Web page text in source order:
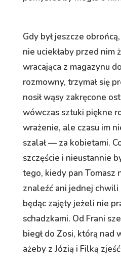
Gdy był jeszcze
nie uciekłaby przed nim
wracająca z magazynu
rozmowny, trzymał się
nosił wąsy zakręcone
wówczas sztuki piękne
wrażenie, ale czasu im
szalał — za kobietami.
szczęście i nieustannie
tego, kiedy pan Tomasz
znaleźć ani jednej chwili
będąc zajęty jeżeli nie
schadzkami. Od Frani
biegł do Zosi, którą nad
ażeby z Józią i Filką